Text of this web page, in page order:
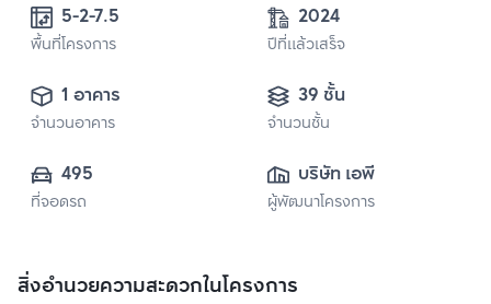
5-2-7.5
พื้นที่โครงการ
2024
ปีที่แล้วเสร็จ
1 อาคาร
จำนวนอาคาร
39 ชั้น
จำนวนชั้น
495
ที่จอดรถ
บริษัท เอพี เอ็มอี 12
จำกัด
ผู้พัฒนาโครงการ
สิ่งอำนวยความสะดวกในโครงการ